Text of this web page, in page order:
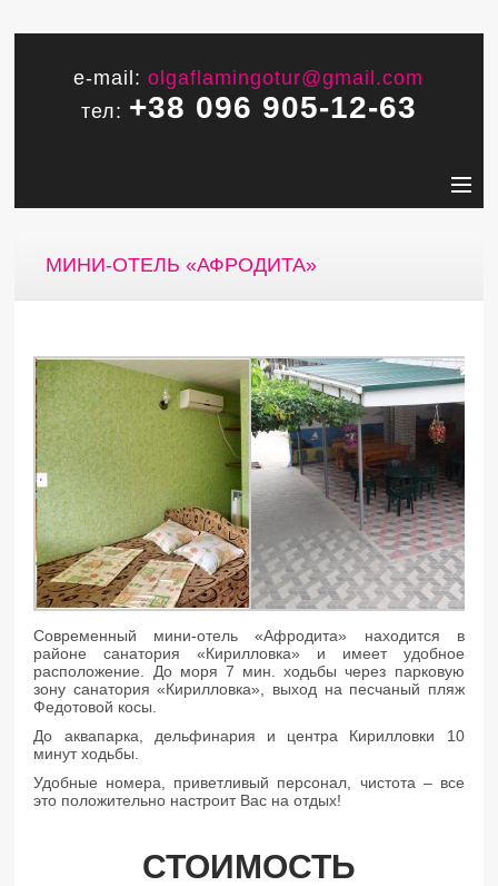
e-mail:olgaflamingotur@gmail.com
тел: +38 096 905-12-63
МИНИ-ОТЕЛЬ «АФРОДИТА»
Современный мини-отель «Афродита» находится в
районе санатория «Кирилловка» и имеет удобное
расположение. До моря 7 мин. ходьбы через парковую
зону санатория «Кирилловка», выход на песчаный пляж
Федотовой косы.
До аквапарка, дельфинария и центра Кирилловки 10
минут ходьбы.
Удобные номера, приветливый персонал, чистота – все
это положительно настроит Вас на отдых!
СТОИМОСТЬ